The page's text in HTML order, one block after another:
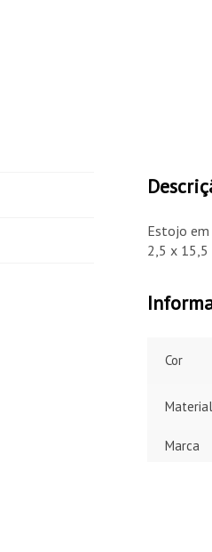
Estojo
2,5 x 15,5
Cor
Material
Marca